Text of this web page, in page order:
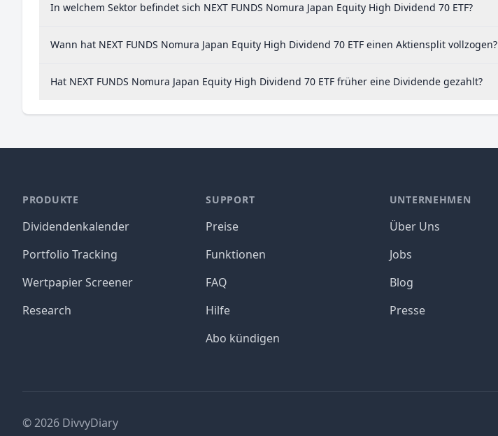
In welchem Sektor befindet sich NEXT FUNDS Nomura Japan Equity High Dividend 70 ETF?
Wann hat NEXT FUNDS Nomura Japan Equity High Dividend 70 ETF einen Aktiensplit vollzogen?
Hat NEXT FUNDS Nomura Japan Equity High Dividend 70 ETF früher eine Dividende gezahlt?
PRODUKTE
Dividendenkalender
Portfolio Tracking
Wertpapier Screener
Research
SUPPORT
Preise
Funktionen
FAQ
Hilfe
Abo kündigen
UNTERNEHMEN
Über Uns
Jobs
Blog
Presse
©2026 DivvyDiary